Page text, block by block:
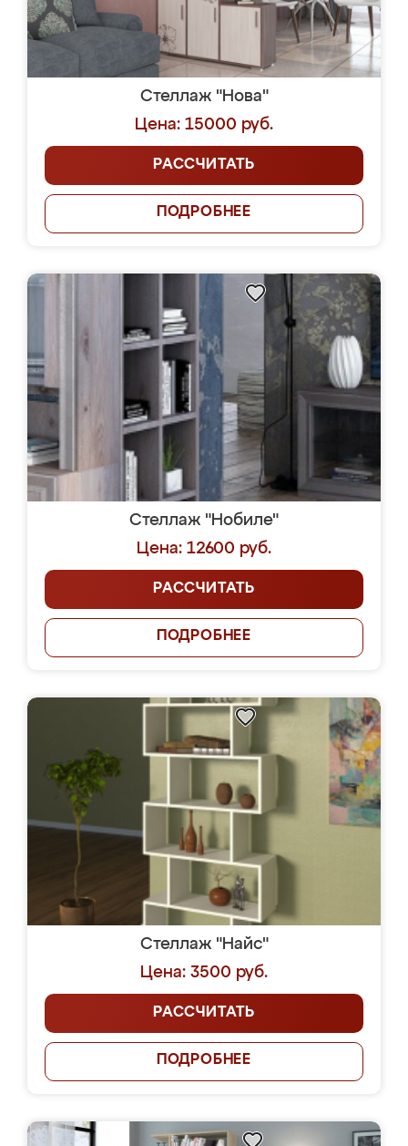
Стеллаж "Нова"
Цена: 15000 руб.
РАССЧИТАТЬ
ПОДРОБНЕЕ
Стеллаж "Нобиле"
Цена: 12600 руб.
РАССЧИТАТЬ
ПОДРОБНЕЕ
Стеллаж "Найс"
Цена: 3500 руб.
РАССЧИТАТЬ
ПОДРОБНЕЕ